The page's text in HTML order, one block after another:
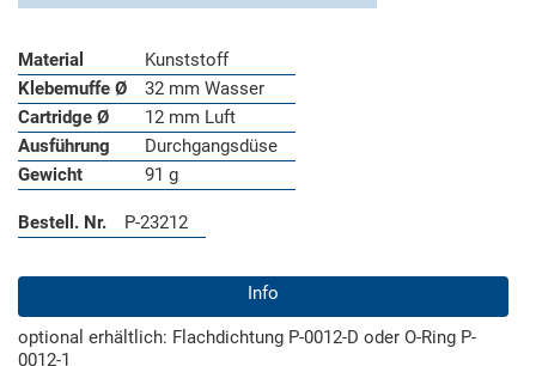
Material
Kunststoff
Klebemuffe Ø
32 mm Wasser
Cartridge Ø
12 mm Luft
Ausführung
Durchgangsdüse
Gewicht
91 g
Bestell. Nr. P-23212
Info
optional erhältlich: Flachdichtung P-0012-D oder O-Ring P-
0012-1